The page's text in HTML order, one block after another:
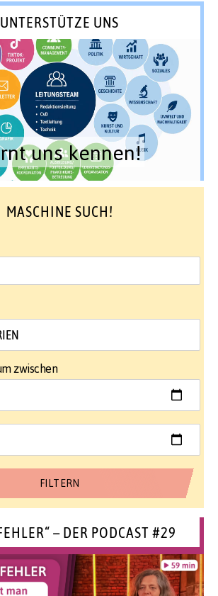
UNTERSTÜTZE UNS
uns kennen!
MASCHINE SUCH!
zwischen
– DER PODCAST #29